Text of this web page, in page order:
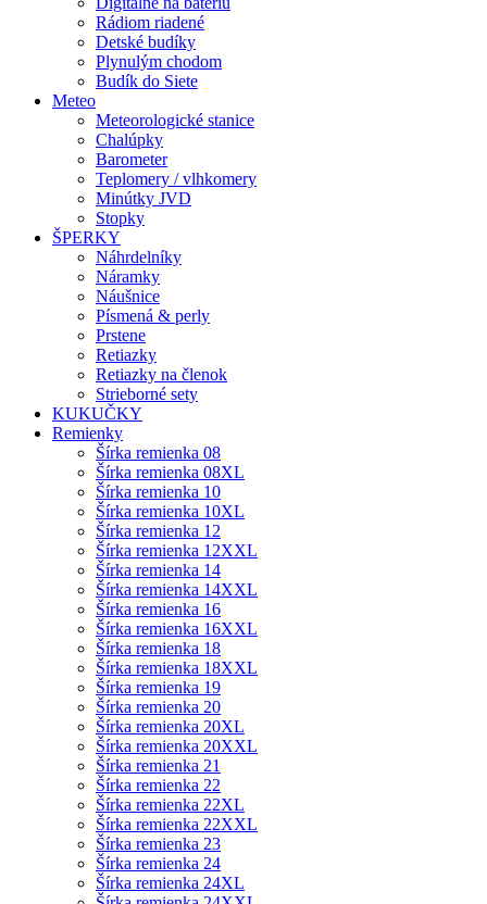
Rádiom riadené
Detské budíky
Plynulým chodom
Budík do Siete
Meteo
Meteorologické stanice
Chalúpky
Barometer
Teplomery / vlhkomery
Minútky JVD
Stopky
ŠPERKY
Náhrdelníky
Náramky
Náušnice
Písmená & perly
Prstene
Retiazky
Retiazky na členok
Strieborné sety
KUKUČKY
Remienky
Šírka remienka 08
Šírka remienka 08XL
Šírka remienka 10
Šírka remienka 10XL
Šírka remienka 12
Šírka remienka 12XXL
Šírka remienka 14
Šírka remienka 14XXL
Šírka remienka 16
Šírka remienka 16XXL
Šírka remienka 18
Šírka remienka 18XXL
Šírka remienka 19
Šírka remienka 20
Šírka remienka 20XL
Šírka remienka 20XXL
Šírka remienka 21
Šírka remienka 22
Šírka remienka 22XL
Šírka remienka 22XXL
Šírka remienka 23
Šírka remienka 24
Šírka remienka 24XL